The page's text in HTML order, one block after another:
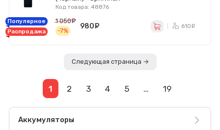
Код товара: 48876
Популярное
Распродажа
1 050
-7%
980 610
Следующая страница →
1 2 3 4 5 … 19
Аккумуляторы